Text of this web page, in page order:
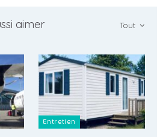
Tout
aimer
Entretien